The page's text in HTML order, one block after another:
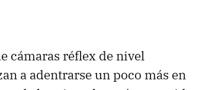
cámaras réflex de nivel
a adentrarse un poco más en